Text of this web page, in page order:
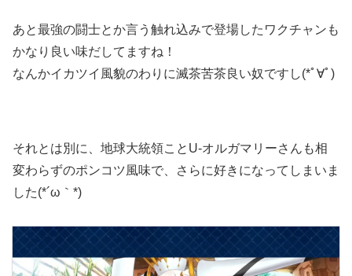
あと最強の闘士とか言う触れ込みで登場したワクチャンも
かなり良い味だしてますね！
なんかイカツイ風貌のわりに滅茶苦茶良い奴ですし(*ﾟ∀ﾟ)
それとは別に、地球大統領ことU-オルガマリーさんも相
変わらずのポンコツ風味で、さらに好きになってしまいま
した(*´ω｀*)